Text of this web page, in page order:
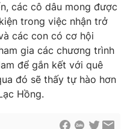
các cô dâu mong được
trong việc nhận trở
các con có cơ hội
gia các chương trình
để gắn kết với quê
đó sẽ thấy tự hào hơn
Hồng.